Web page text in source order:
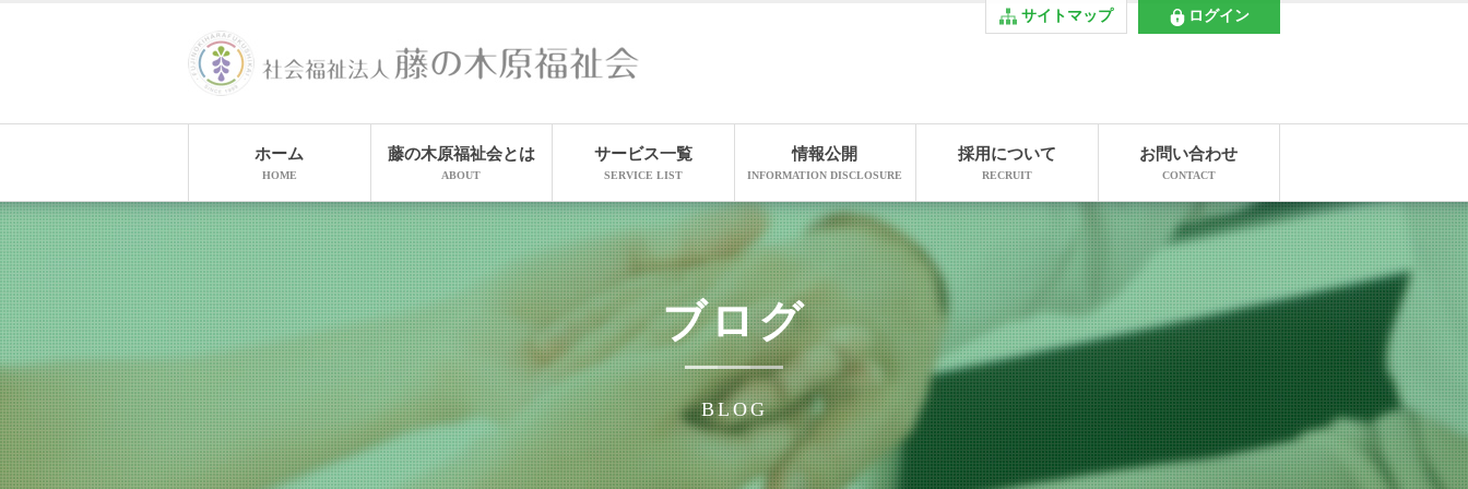
サイトマップ ログイン
ホーム
HOME
藤の木原福祉会とは
ABOUT
サービス一覧
SERVICE LIST
情報公開
INFORMATION DISCLOSURE
採用について
RECRUIT
お問い合わせ
CONTACT
ブログ
BLOG